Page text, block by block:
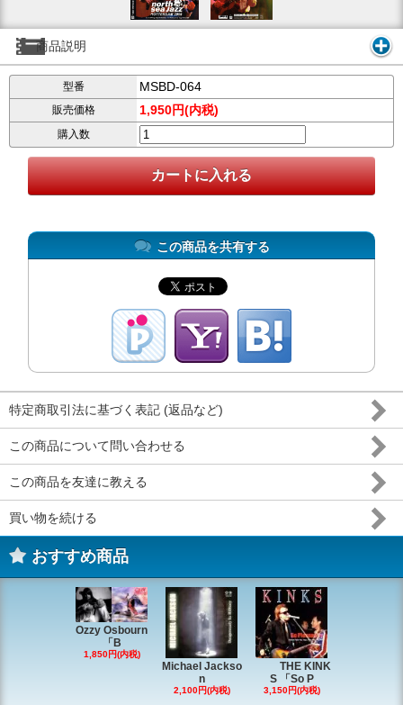
商品説明
型番 MSBD-064
販売価格 1,950円(内税)
購入数
この商品を共有する
特定商取引法に基づく表記 (返品など)
この商品について問い合わせる
この商品を友達に教える
買い物を続ける
おすすめ商品
Ozzy Osbourn
「B
1,850円(内税)
Michael Jackso
n
2,100円(内税)
THE KINK
S 「So P
3,150円(内税)